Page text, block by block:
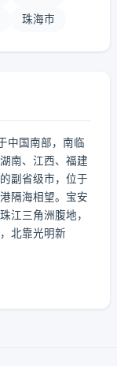
珠海市
中国南部，南临
南、江西、福建
副省级市，位于
隔海相望。宝安
江三角洲腹地，
北靠光明新